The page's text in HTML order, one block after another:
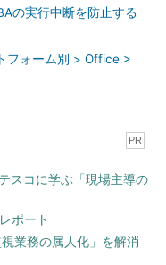
変数、Variant型
jを宣言する（3～7行
の最後の行に達するま
イルの1行を読み込む
の実行中断を防止する
フォーム別 > Office >
PR
スコに学ぶ「現場主導の
ポート
業務の属人化」を解消